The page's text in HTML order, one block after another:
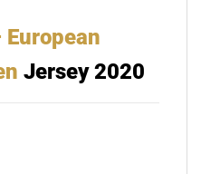
European
Jersey 2020